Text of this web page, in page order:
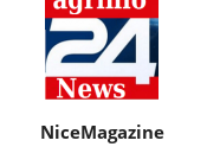
NiceMagazine